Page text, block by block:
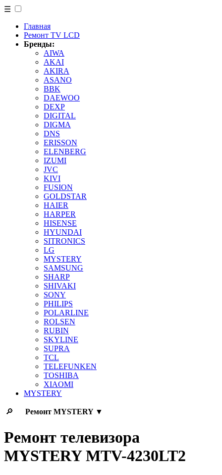
☰
Главная
Ремонт TV LCD
Бренды:
AIWA
AKAI
AKIRA
ASANO
BBK
DAEWOO
DEXP
DIGITAL
DIGMA
DNS
ERISSON
ELENBERG
IZUMI
JVC
KIVI
FUSION
GOLDSTAR
HAIER
HARPER
HISENSE
HYUNDAI
SITRONICS
LG
MYSTERY
SAMSUNG
SHARP
SHIVAKI
SONY
PHILIPS
POLARLINE
ROLSEN
RUBIN
SKYLINE
SUPRA
TCL
TELEFUNKEN
TOSHIBA
XIAOMI
MYSTERY
🔎 Ремонт MYSTERY▼
Ремонт телевизора
MYSTERY MTV-4230LT2